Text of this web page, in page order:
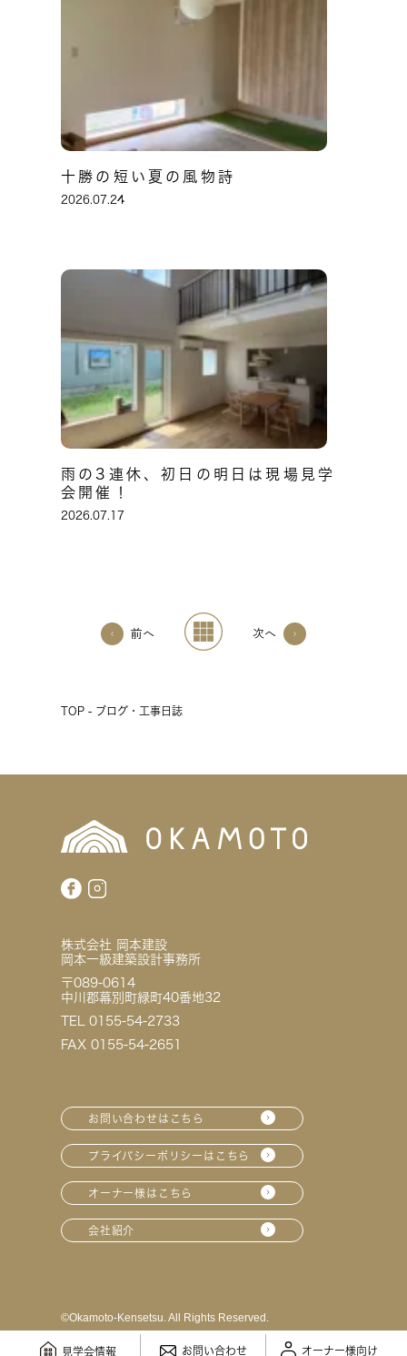
見学会情報 お問い合わせ オーナー様向け
十勝の短い夏の風物詩
2026.07.24
雨の3連休、初日の明日は現場見学
会開催！
2026.07.17
前へ 次へ
TOP - ブログ・工事日誌
株式会社 岡本建設
岡本一級建築設計事務所
〒089-0614
中川郡幕別町緑町40番地32
TEL 0155-54-2733
FAX 0155-54-2651
お問い合わせはこちら
プライバシーポリシーはこちら
オーナー様はこちら
会社紹介
©︎Okamoto-Kensetsu. All Rights Reserved.